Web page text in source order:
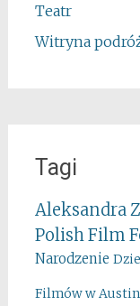
Teatr
Witryna
Tagi
Aleksandra
Polish Film
Narodzenie
Filmów w Austin